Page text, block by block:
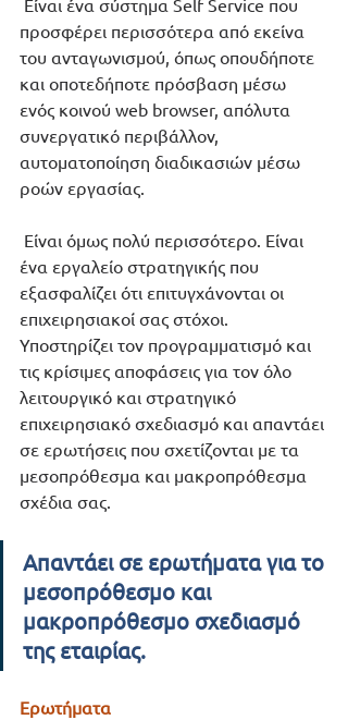
προσφέρει περισσότερα από εκείνα
του ανταγωνισμού, όπως οπουδήποτε
και οποτεδήποτε πρόσβαση μέσω
ενός κοινού web browser, απόλυτα
συνεργατικό περιβάλλον,
αυτοματοποίηση διαδικασιών μέσω
ροών εργασίας.
ένα εργαλείο στρατηγικής που
εξασφαλίζει ότι επιτυγχάνονται οι
επιχειρησιακοί σας στόχοι.
Υποστηρίζει τον προγραμματισμό και
τις κρίσιμες αποφάσεις για τον όλο
λειτουργικό και στρατηγικό
επιχειρησιακό σχεδιασμό και απαντάει
σε ερωτήσεις που σχετίζονται με τα
μεσοπρόθεσμα και μακροπρόθεσμα
σχέδια σας.
Απαντάει σε ερωτήματα για το
μεσοπρόθεσμο και
μακροπρόθεσμο σχεδιασμό
της εταιρίας.
Ερωτήματα